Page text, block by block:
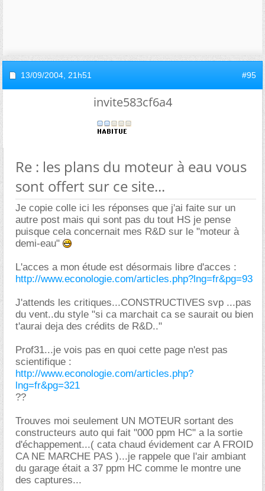
13/09/2004, 21h51 #95
invite583cf6a4
Re : les plans du moteur à eau vous
sont offert sur ce site...
Je copie colle ici les réponses que j'ai faite sur un
autre post mais qui sont pas du tout HS je pense
puisque cela concernait mes R&D sur le "moteur à
demi-eau"
L'acces a mon étude est désormais libre d'acces :
http://www.econologie.com/articles.php?lng=fr&pg=93
J'attends les critiques...CONSTRUCTIVES svp ...pas
du vent..du style "si ca marchait ca se saurait ou bien
t'aurai deja des crédits de R&D.."
Prof31...je vois pas en quoi cette page n'est pas
scientifique :
http://www.econologie.com/articles.php?
lng=fr&pg=321
??
Trouves moi seulement UN MOTEUR sortant des
constructeurs auto qui fait "000 ppm HC" a la sortie
d'échappement...( cata chaud évidement car A FROID
CA NE MARCHE PAS )...je rappele que l'air ambiant
du garage était a 37 ppm HC comme le montre une
des captures...